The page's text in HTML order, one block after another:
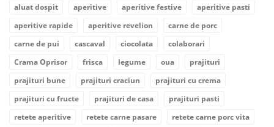
aluat dospit aperitive aperitive festive
aperitive pasti
aperitive rapide
aperitive revelion
carne de porc
carne de pui
cascaval ciocolata
colaborari
Crama Oprisor
frisca legume oua
prajituri
prajituri bune
prajituri craciun
prajituri cu crema
prajituri cu fructe
prajituri de casa
prajituri pasti
retete aperitive
retete carne pasare
retete carne porc vita